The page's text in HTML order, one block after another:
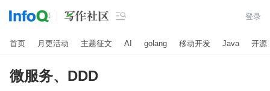
 登录
首页 月更活动 主题征文 AI golang 移动开发 Java 开源
微服务、DDD